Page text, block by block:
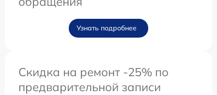
Узнать подробнее
Скидка на ремонт -25% по
предварительной записи